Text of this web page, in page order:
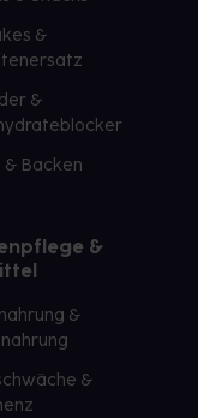
&
&
& Backen
&
&
&